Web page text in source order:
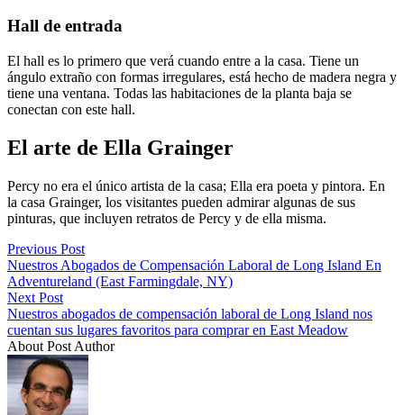
Hall de entrada
El hall es lo primero que verá cuando entre a la casa. Tiene un
ángulo extraño con formas irregulares, está hecho de madera negra y
tiene una ventana. Todas las habitaciones de la planta baja se
conectan con este hall.
El arte de Ella Grainger
Percy no era el único artista de la casa; Ella era poeta y pintora. En
la casa Grainger, los visitantes pueden admirar algunas de sus
pinturas, que incluyen retratos de Percy y de ella misma.
Previous Post
Nuestros Abogados de Compensación Laboral de Long Island En
Adventureland (East Farmingdale, NY)
Next Post
Nuestros abogados de compensación laboral de Long Island nos
cuentan sus lugares favoritos para comprar en East Meadow
About Post Author